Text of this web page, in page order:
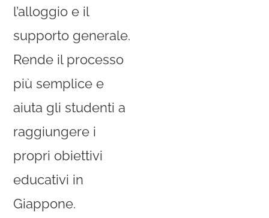
l’alloggio e il
supporto generale.
Rende il processo
più semplice e
aiuta gli studenti a
raggiungere i
propri obiettivi
educativi in
Giappone.